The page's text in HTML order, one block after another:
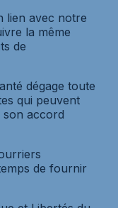
lien avec notre
la même
de
dégage toute
qui peuvent
son accord
de fournir